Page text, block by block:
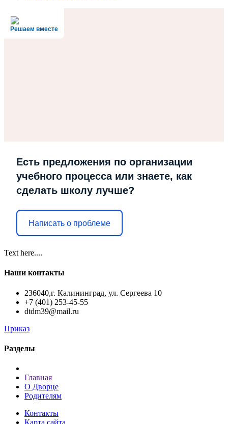
Решаем вместе
Есть предложения по организации
учебного процесса или знаете, как
сделать школу лучше?
Написать о проблеме
Text here....
Наши контакты
236040,г. Калининград, ул. Сергеева 10
+7 (401) 253-45-55
dtdm39@mail.ru
Приказ
Разделы
Главная
О Дворце
Родителям
Контакты
Карта сайта